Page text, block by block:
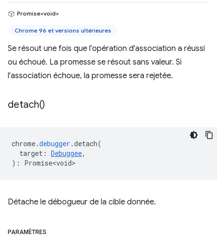
Promise<void>
Chrome 96 et versions ultérieures
Se résout une fois que l'opération d'association a réussi
ou échoué. La promesse se résout sans valeur. Si
l'association échoue, la promesse sera rejetée.
detach()
chrome.debugger .detach(
target : Debuggee,
) : Promise<void>
Détache le débogueur de la cible donnée.
PARAMÈTRES